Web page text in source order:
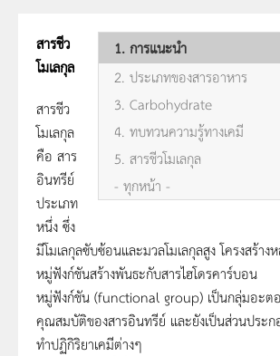
1. การแนะนำ
2. ประเภทของสารอาหาร
3. Carbohydrate
4. ทบทวนความรู้ทางเคมี
5. สารชีวโมเลกุล
- ทุกหน้า -
สารชีว
โมเลกุล
สารชีว
โมเลกุล
คือ สาร
อินทรีย์
ประเภท
หนึ่ง ซึ่ง
มีโมเลกุลซับซ้อนและมวลโมเลกุลสูง โครงสร้า
หมู่ฟังก์ชันสร้างพันธะกับสารไฮโดรคาร์บอน
หมู่ฟังก์ชัน (functional group) เป็นกลุ่มอะต
คุณสมบัติของสารอินทรีย์ และยังเป็นส่วนประก
ทำปฏิกิริยาเคมีต่างๆ